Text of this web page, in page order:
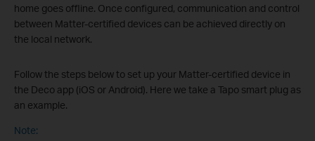
home goes offline. Once configured, communication and control
between Matter-certified devices can be achieved directly on
the local network.
Follow the steps below to set up your Matter-certified device in
the Deco app (iOS or Android). Here we take a Tapo smart plug as
an example.
Note: